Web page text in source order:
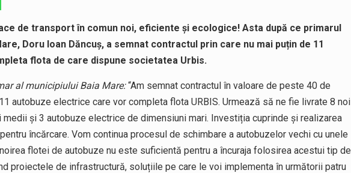
de transport în comun noi, eficiente și ecologice! Asta după ce primarul
Doru Ioan Dăncuș, a semnat contractul prin care nu mai puțin de 11
flota de care dispune societatea Urbis.
al municipiului Baia Mare:“Am semnat contractul în valoare de peste 40 de
autobuze electrice care vor completa flota URBIS. Urmează să ne fie livrate 8 noi
și 3 autobuze electrice de dimensiuni mari. Investiția cuprinde și realizarea
încărcare. Vom continua procesul de schimbare a autobuzelor vechi cu unele
flotei de autobuze nu este suficientă pentru a încuraja folosirea acestui tip de
proiectele de infrastructură, soluțiile pe care le voi implementa în următorii patru